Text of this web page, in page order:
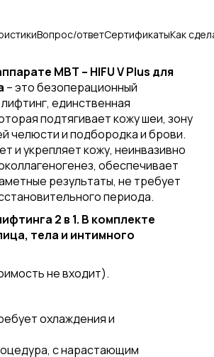
Вопрос/ответСертификатыКак
MBT – HIFU V Plus для
– это безоперационный
единственная
подтягивает кожу шеи, зону
челюсти и подбородка и брови.
и укрепляет кожу, неинвазивно
обеспечивает
результаты, не требует
периода.
2 в 1. В комплекте
тела и интимного
не входит).
охлаждения и
с нарастающим